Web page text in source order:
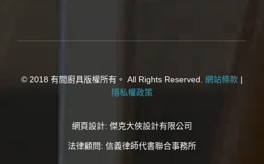
© 2018 有間廚具版權所有。 All Rights Reserved. 網站條款 |
隱私權政策
網頁設計: 傑克大俠設計有限公司
法律顧問: 信義律師代書聯合事務所